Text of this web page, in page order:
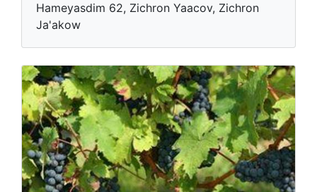
Hameyasdim 62, Zichron Yaacov, Zichron
Ja'akow